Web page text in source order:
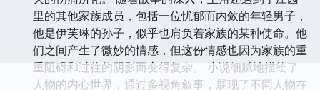
里的其他家族成员，包括一位忧郁而内敛的年轻男子，
他是伊芙琳的孙子，似乎也肩负着家族的某种使命。他
们之间产生了微妙的情感，但这份情感也因为家族的重
重阻碍和过往的阴影而变得复杂。 小说细腻地描绘了
人物的内心世界，通过多视角叙事，展现了不同人物在